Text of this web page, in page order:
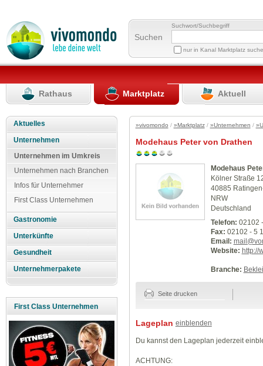
Suchen
Suchwort/Suchbegriff
nur in Kanal Marktplatz
Rathaus Marktplatz Aktuell
Aktuelles
Unternehmen
Unternehmen im Umkreis
Unternehmen nach Branchen
Infos für Unternehmer
First Class Unternehmen
Gastronomie
Unterkünfte
Gesundheit
Unternehmerpakete
First Class Unternehmen
»vivomondo / »Marktplatz/ »Unternehmen /
Modehaus Peter von Drathen
Modehaus
Kölner Straße
40885
NRW
Deutschland
Telefon: 02102
Fax: 02102 - 5
Email:
Website: http://
Branche:
Seite drucken
Lageplan einblenden
Du kannst den Lageplan jederzeit
ACHTUNG: